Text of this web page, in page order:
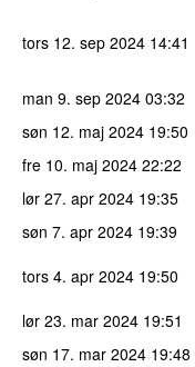
tors 12. sep 2024 14:41
man 9. sep 2024 03:32
søn 12. maj 2024 19:50
fre 10. maj 2024 22:22
lør 27. apr 2024 19:35
søn 7. apr 2024 19:39
tors 4. apr 2024 19:50
lør 23. mar 2024 19:51
søn 17. mar 2024 19:48